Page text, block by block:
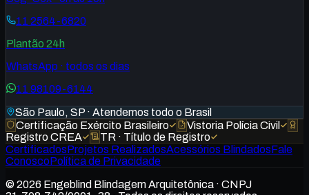
11 2564-6820
Plantão 24h
WhatsApp · todos os dias
11 98109-6144
São Paulo, SP · Atendemos todo o Brasil
Certificação Exército Brasileiro
Vistoria Polícia Civil
Registro CREA
TR · Título de Registro
CertificadosProjetos RealizadosAcessórios BlindadosFale
ConoscoPolítica de Privacidade
© 2026 Engeblind Blindagem Arquitetônica · CNPJ